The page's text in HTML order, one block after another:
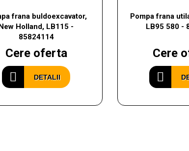
frana buldoexcavator,
Holland, LB115 -
85824114
Cere oferta
DETALII
Pompa frana
LB95 580 -
Cere